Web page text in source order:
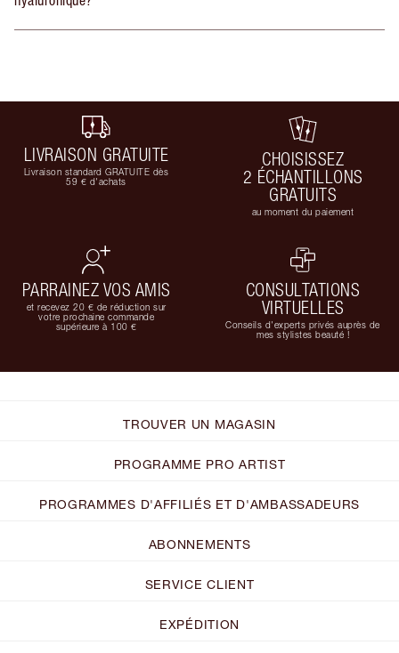
LIVRAISON GRATUITE
Livraison standard GRATUITE dès
59 € d'achats
CHOISISSEZ
2 ÉCHANTILLONS
GRATUITS
au moment du paiement
PARRAINEZ VOS AMIS
et recevez 20 € de réduction sur
votre prochaine commande
supérieure à 100 €
CONSULTATIONS
VIRTUELLES
Conseils d'experts privés auprès de
mes stylistes beauté !
TROUVER UN MAGASIN
PROGRAMME PRO ARTIST
PROGRAMMES D'AFFILIÉS ET D'AMBASSADEURS
ABONNEMENTS
SERVICE CLIENT
EXPÉDITION